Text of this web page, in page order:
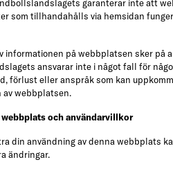
garanterar inte att
som tillhandahålls via hemsidan
informationen på webbplatsen sker på
ansvarar inte i något fall för
förlust eller anspråk som kan
av webbplatsen.
och användarvillkor
din användning av denna webbplats
ändringar.